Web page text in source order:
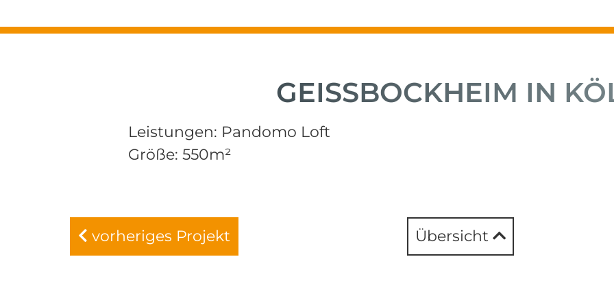
GEISSBOCKHEIM IN
Leistungen: Pandomo Loft
Größe: 550m²
vorheriges Projekt Übersicht